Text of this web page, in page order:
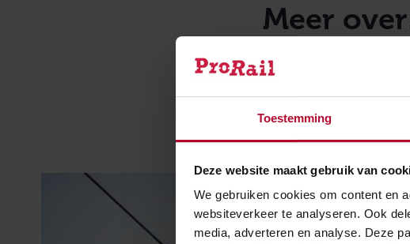
Toestemming
Deze website maakt gebruik van
We gebruiken cookies om content en
websiteverkeer te analyseren. Ook
media, adverteren en analyse. Deze
Meer